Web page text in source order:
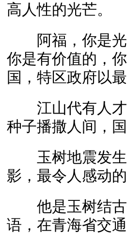
高人性的光芒。
阿福，你是光
你是有价值的，
国，特区政府以
江山代有人才
种子播撒人间，
玉树地震发生
影，最令人感动
他是玉树结古
语，在青海省交